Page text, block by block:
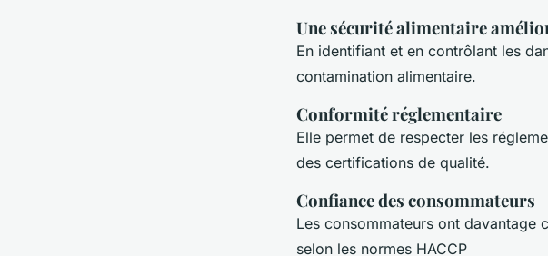
Une sécurité alimentaire
En identifiant et en contrôlant les
contamination alimentaire.
Conformité réglementaire
Elle permet de respecter les
des certifications de qualité.
Confiance des consommateurs
Les consommateurs ont davantage
selon les normes HACCP